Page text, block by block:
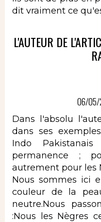
dit vraiment ce
L'AUTEUR DE
06/05/
Dans l'absolu
dans ses
Indo
permanence ;
autrement pour les
Nous sommes ici
couleur de la
neutre.Nous
:Nous les Nègres